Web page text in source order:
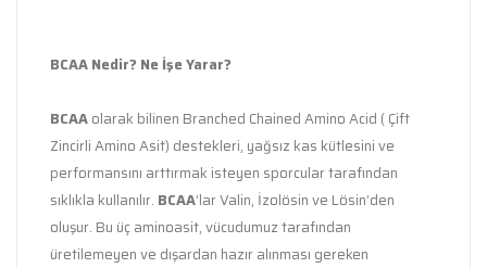
BCAA Nedir? Ne İşe Yarar?
BCAAolarak bilinen Branched Chained Amino Acid ( Çift
Zincirli Amino Asit) destekleri, yağsız kas kütlesini ve
performansını arttırmak isteyen sporcular tarafından
sıklıkla kullanılır. BCAA’lar Valin, İzolösin ve Lösin’den
oluşur. Bu üç aminoasit, vücudumuz tarafından
üretilemeyen ve dışardan hazır alınması gereken